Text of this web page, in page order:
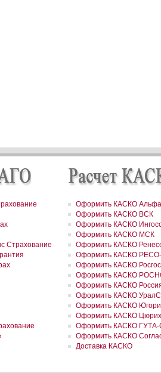
области застраховал 2
сельхозпроизводителей
области застраховал самолеты
8,8 млн долларов
области принял более 200
июльским ураганом
области застраховал дом на
по ОСАГО автотранспорт МВД
области застраховал 2
более трех четвертей убытков,
пожарами
более трех четвертей убытков,
пожарами
3 млн рублей за поврежденное
ТРЦ «Каскад» на сумму
ветром
Страхование
Оформить КАСКО
Оформить КАСКО ВСК
Оформить КАСКО
Оформить КАСКО МСК
Оформить КАСКО
Оформить КАСКО РЕСО-
Оформить КАСКО
Оформить КАСКО
Оформить КАСКО
Оформить КАСКО
Оформить КАСКО
Оформить КАСКО Цюрих
Оформить КАСКО ГУТА-
Оформить КАСКО
Доставка КАСКО